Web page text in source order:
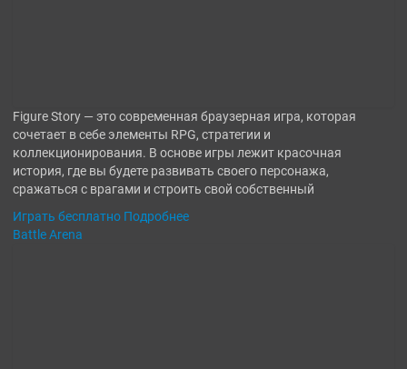
Figure Story — это современная браузерная игра, которая
сочетает в себе элементы RPG, стратегии и
коллекционирования. В основе игры лежит красочная
история, где вы будете развивать своего персонажа,
сражаться с врагами и строить свой собственный
Играть бесплатно Подробнее
Battle Arena